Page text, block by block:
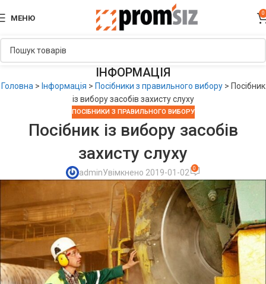
МЕНЮ
0
ІНФОРМАЦІЯ
Головна > Інформація > Посібники з правильного вибору> Посібник
із вибору засобів захисту слуху
ПОСІБНИКИ З ПРАВИЛЬНОГО ВИБОРУ
Посібник із вибору засобів
захисту слуху
adminУвімкнено 2019-01-02 0